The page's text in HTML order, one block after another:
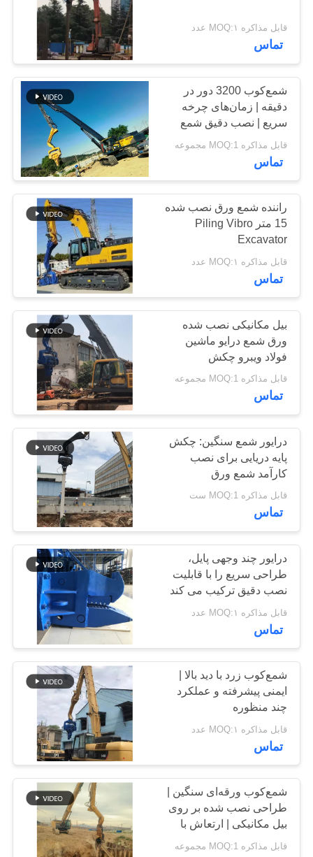
کنترل
کیفیت
تماس
بگیرید
اخبار
موارد
درخواست
نقل قول
نقشه
سایت
PRIVACY
POLICY
قابل مذاکره MOQ:۱ عدد
تماس
شمع‌کوب 3200 دور در
دقیقه | زمان‌های چرخه
سریع | نصب دقیق شمع
ورقه‌ای | عملکرد قابل
اعتماد
قابل مذاکره MOQ:1 مجموعه
تماس
راننده شمع ورق نصب شده
15 متر Piling Vibro
Excavator
قابل مذاکره MOQ:۱ عدد
تماس
بیل مکانیکی نصب شده
ورق شمع درایو ماشین
فولاد ویبرو چکش
قابل مذاکره MOQ:1 مجموعه
تماس
درایور شمع سنگین: چکش
پایه دریایی برای نصب
کارآمد شمع ورق
قابل مذاکره MOQ:1 ست
تماس
درایور چند وجهی پایل،
طراحی سریع را با قابلیت
نصب دقیق ترکیب می کند
قابل مذاکره MOQ:۱ عدد
تماس
شمع‌کوب زرد با دید بالا |
ایمنی پیشرفته و عملکرد
چند منظوره
قابل مذاکره MOQ:۱ عدد
تماس
شمع‌کوب ورقه‌ای سنگین |
طراحی نصب شده بر روی
بیل مکانیکی | ارتعاش با
فرکانس بالا
قابل مذاکره MOQ:1 مجموعه